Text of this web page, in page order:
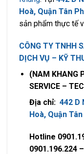
Hoà, Quận Tân
sản phẩm thực tế
CÔNG TY TNHH
DỊCH VỤ – KỸ
(NAM KHANG
SERVICE –
Địa chỉ: 442 D
Hoà, Quận
Hotline
0901.196.224